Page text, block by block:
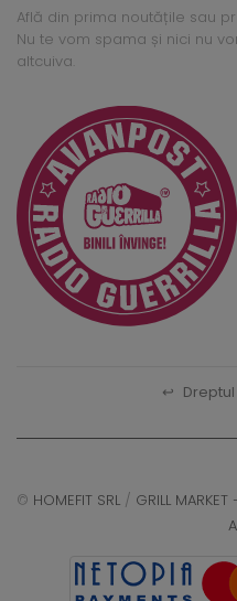
Află din prima noutățile sau
Nu te vom spama și nici nu
altcuiva.
↩
© HOMEFIT SRL / GRILL MARKET